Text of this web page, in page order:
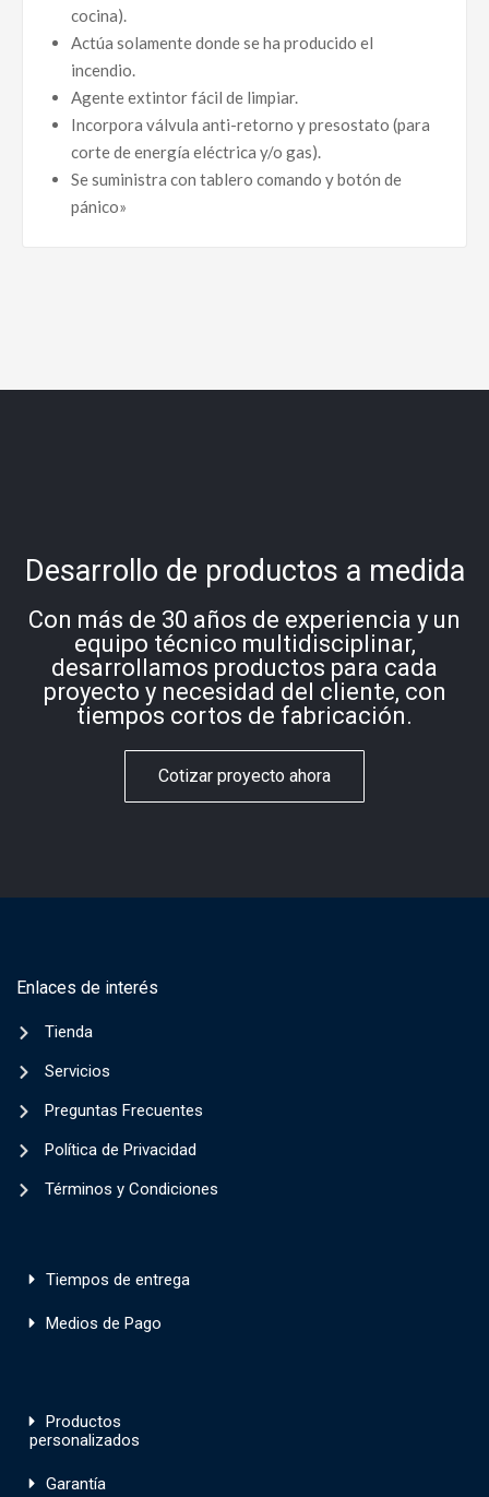
cocina).
Actúa solamente donde se ha producido el
incendio.
Agente extintor fácil de limpiar.
Incorpora válvula anti-retorno y presostato (para
corte de energía eléctrica y/o gas).
Se suministra con tablero comando y botón de
pánico»
Desarrollo de productos a medida
Con más de 30 años de experiencia y un
equipo técnico multidisciplinar,
desarrollamos productos para cada
proyecto y necesidad del cliente, con
tiempos cortos de fabricación.
Cotizar proyecto ahora
Enlaces de interés
Tienda
Servicios
Preguntas Frecuentes
Política de Privacidad
Términos y Condiciones
Tiempos de entrega
Medios de Pago
Productos
personalizados
Garantía